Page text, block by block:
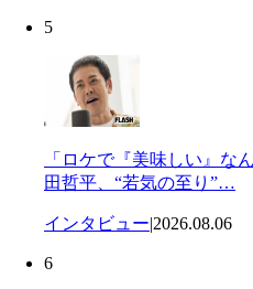
5
「ロケで『美味しい』な
田哲平、“若気の至り”…
インタビュー|2026.08.06
6